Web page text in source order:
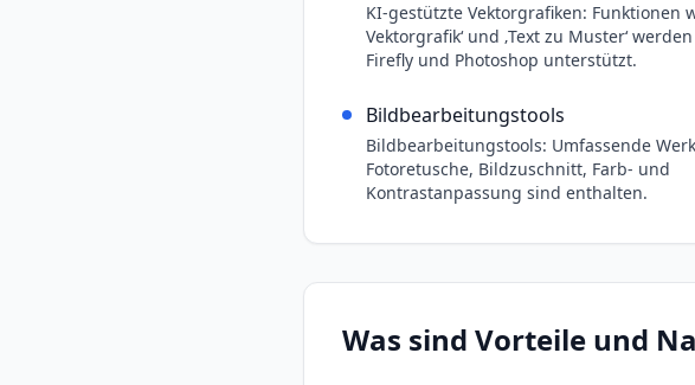
KI-gestützte Vektorgrafiken: Funktionen
Vektorgrafik‘ und ‚Text zu Muster‘
Firefly und Photoshop unterstützt.
Bildbearbeitungstools
Bildbearbeitungstools: Umfassende
Fotoretusche, Bildzuschnitt, Farb- und
Kontrastanpassung sind enthalten.
Was sind Vorteile und